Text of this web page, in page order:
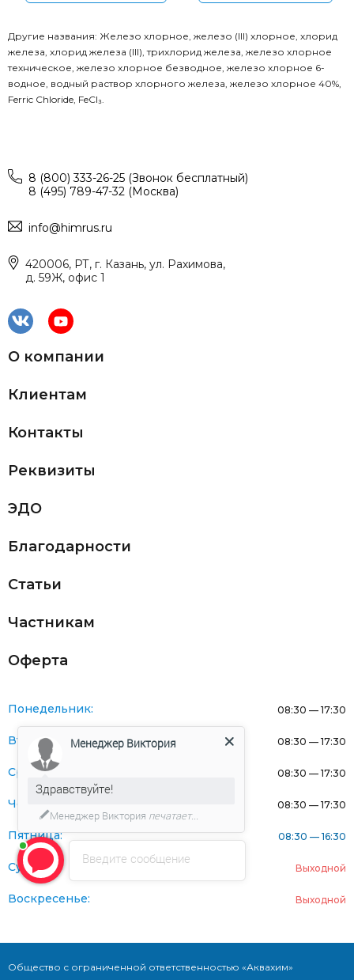
Другие названия: Железо хлорное, железо (III) хлорное, хлорид
железа, хлорид железа (III), трихлорид железа, железо хлорное
техническое, железо хлорное безводное, железо хлорное 6-
водное, водный раствор хлорного железа, железо хлорное 40%,
Ferric Chloride, FeCl₃.
8 (800) 333-26-25 (Звонок бесплатный)
8 (495) 789-47-32 (Москва)
info@himrus.ru
420006, РТ, г. Казань, ул. Рахимова,
д. 59Ж, офис 1
О компании
Клиентам
Контакты
Реквизиты
ЭДО
Благодарности
Статьи
Частникам
Оферта
Понедельник: 08:30 — 17:30
Вторник: 08:30 — 17:30
Среда: 08:30 — 17:30
Четверг: 08:30 — 17:30
Пятница: 08:30 — 16:30
Суббота: Выходной
Воскресенье: Выходной
Общество с ограниченной ответственностью «Аквахим»
Введите сообщение
Менеджер Виктория
Здравствуйте!
Менеджер Виктория печатает...